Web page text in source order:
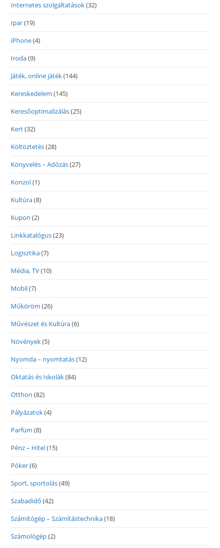
Internetes szolgáltatások(32)
Ipar(19)
iPhone(4)
Iroda(9)
Játék, online játék(144)
Kereskedelem (145)
Keresőoptimalizálás(25)
Kert(32)
Költöztetés(28)
Könyvelés – Adózás(27)
Konzol(1)
Kultúra(8)
Kupon (2)
Linkkatalógus(23)
Logisztika(7)
Média, TV(10)
Mobil(7)
Műköröm (26)
Művészet és Kultúra(6)
Növények(5)
Nyomda – nyomtatás(12)
Oktatás és Iskolák(84)
Otthon (82)
Pályázatok(4)
Parfüm (8)
Pénz – Hitel(15)
Póker(6)
Sport, sportolás(49)
Szabadidő (42)
Számítógép – Számítástechnika(18)
Számológép(2)